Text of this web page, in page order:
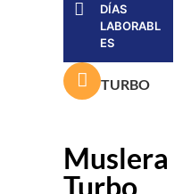
DÍAS
LABORABL
ES
TURBO
Muslera
Turbo